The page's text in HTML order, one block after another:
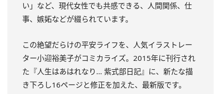
い」など、 現代女性でも共感できる、人間関係、仕
事、嫉妬などが綴られています。
この絶望だらけの平安ライフを、人気イラストレー
ター小迎裕美子がコミカライズ。 2015年に刊行され
た『人生はあはれなり… 紫式部日記』に、新たな描
き下ろし16ページと修正を加えた、最新版です。